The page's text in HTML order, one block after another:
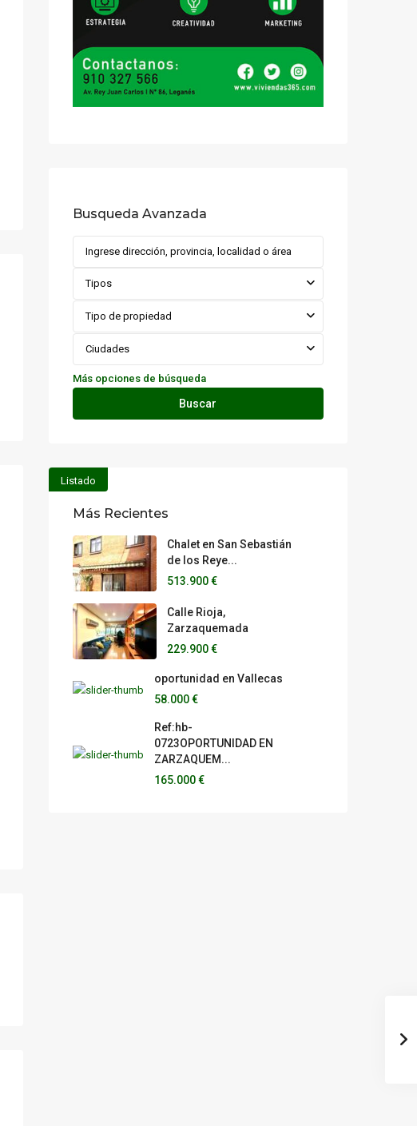
Busqueda Avanzada
Tipos
Tipo de propiedad
Ciudades
Más opciones de búsqueda
Buscar
Listado
Más Recientes
Chalet en San Sebastián
de los Reye...
513.900 €
Calle Rioja,
Zarzaquemada
229.900 €
oportunidad en Vallecas
58.000 €
Ref:hb-
0723OPORTUNIDAD EN
ZARZAQUEM...
165.000 €